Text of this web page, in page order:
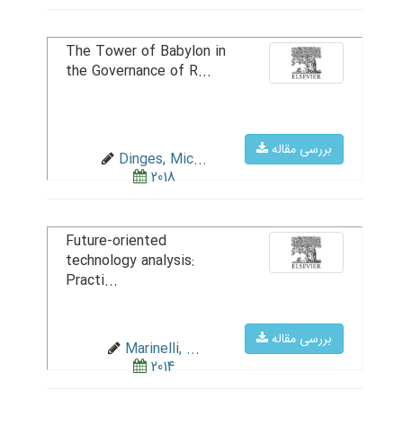
بررسی مقاله
The Tower of Babylon in
the Governance of R...
Dinges, Mic...
2018
بررسی مقاله
Future-oriented
technology analysis:
Practi...
Marinelli, ...
2014